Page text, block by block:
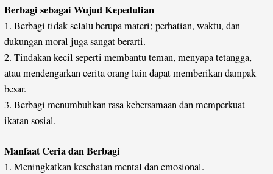
Berbagi sebagai Wujud Kepedulian
1. Berbagi tidak selalu berupa materi; perhatian, waktu, dan
dukungan moral juga sangat berarti.
2. Tindakan kecil seperti membantu teman, menyapa tetangga,
atau mendengarkan cerita orang lain dapat memberikan dampak
besar.
3. Berbagi menumbuhkan rasa kebersamaan dan memperkuat
ikatan sosial.
Manfaat Ceria dan Berbagi
1. Meningkatkan kesehatan mental dan emosional.